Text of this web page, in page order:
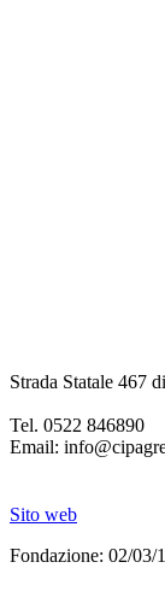
Strada Statale 467
Tel. 0522 846890
Email:
Sito web
Fondazione: 02/03/